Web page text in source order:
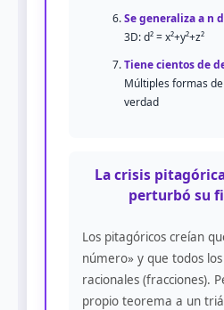
Se generaliza a n
3D: d² = x²+y²+z²
Tiene cientos de
Múltiples formas
verdad
La crisis
perturbó su
Los pitagóricos creían
número» y que todos
racionales (fracciones).
propio teorema a un